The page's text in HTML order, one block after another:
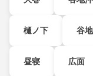
樋ノ下 谷
昼寝 広面